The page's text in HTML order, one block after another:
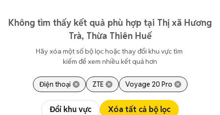
Không tìm thấy kết quả phù hợp tại Thị xã Hương
Trà, Thừa Thiên Huế
Hãy xóa một số bộ lọc hoặc thay đổi khu vực tìm
kiếm để xem nhiều kết quả hơn
Điện thoại ZTE Voyage 20 Pro
Đổi khu vực Xóa tất cả bộ lọc